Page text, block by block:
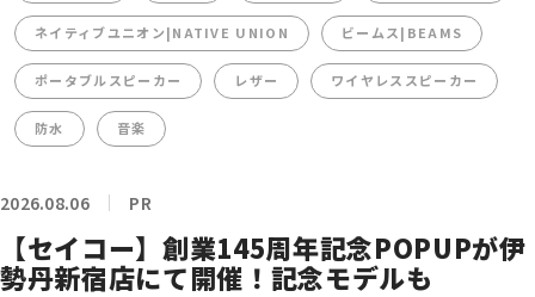
ネイティブユニオン|NATIVE UNION ビームス|BEAMS
ポータブルスピーカー レザー ワイヤレススピーカー
防水 音楽
2026.08.06 PR
【セイコー】創業145周年記念POPUPが伊
勢丹新宿店にて開催！記念モデルも